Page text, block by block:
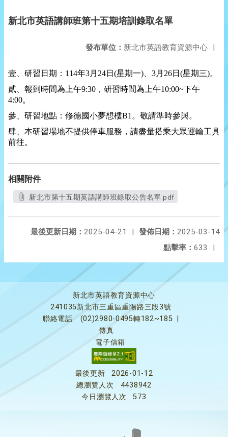
新北市英語講師班第十五期培訓錄取名單
發布單位： 新北市英語教育資源中心 |
壹、研習日期： 114年3月 24日 (星期一) 3月 26日 (星期三)。
貳、報到時間為上午9:30 ，研習時間為上午10:00~下午
4:00。
參、研習地點：修德國小夢想樓B1 。敬請準時參與。
肆、本研習場地不提供停車服務，請盡量搭乘大眾運輸工具
前往。
相關附件
新北市第十五期英語講師班錄取公告名單.pdf
發佈日期： 2025-03-14
最後更新日期： 2025-04-21
|
點擊率： 633 |
新北市英語教育資源中心
241035新北市三重區重陽路三段3號
聯絡電話
(02)2980-0495轉182~185
傳真
電子信箱
最後更新
2026-01-12
總瀏覽人次
4438942
今日瀏覽人次
573